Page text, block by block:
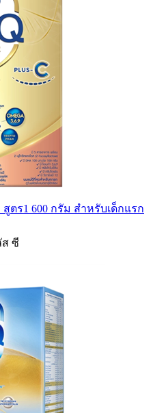
สูตร1 600 กรัม สำหรับเด็กแรก
ส ซี